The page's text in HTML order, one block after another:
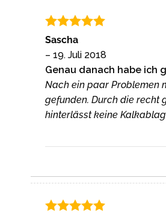
Bewertet
mit 5von
Sascha
– 19. Juli 2018
Genau danach habe ich
Nach ein paar Problemen
gefunden. Durch die recht
hinterlässt keine